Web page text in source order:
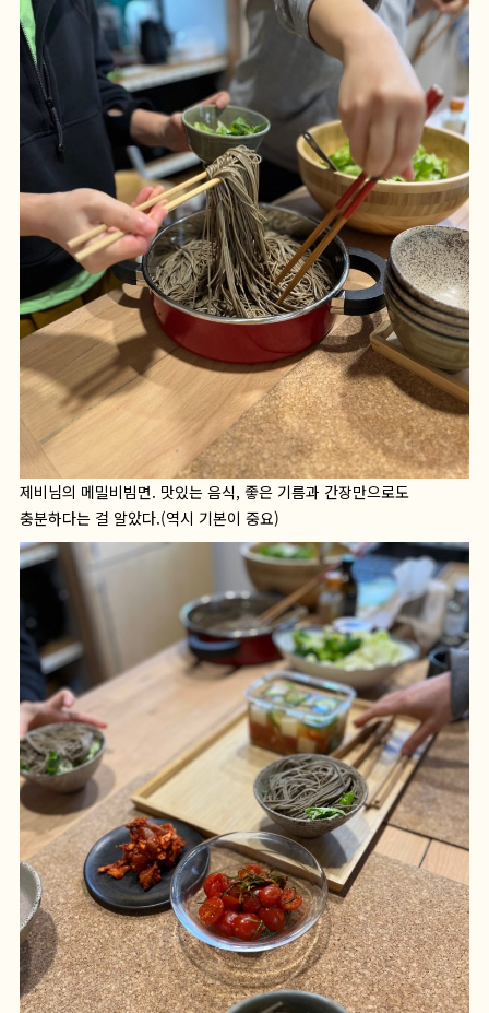
제비님의 메밀비빔면. 맛있는 음식, 좋은 기름과 간장만으로도
충분하다는 걸 알았다.(역시 기본이 중요)